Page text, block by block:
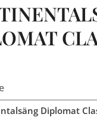
Diplomat